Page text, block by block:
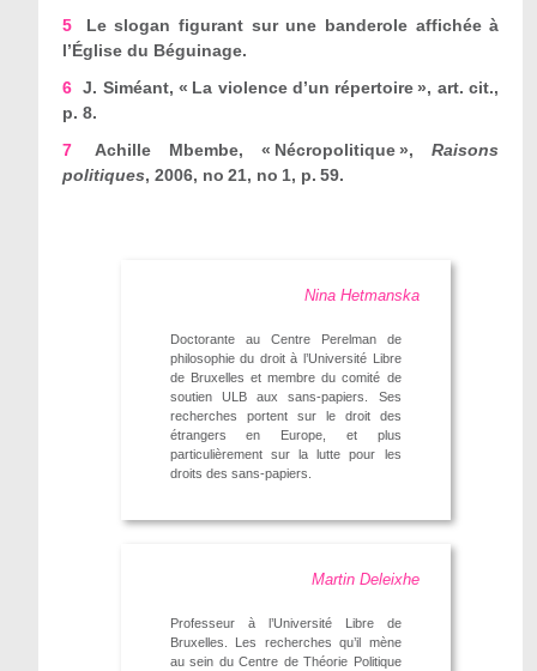
5
Le slogan figurant sur une banderole affichée à
l’Église du Béguinage.
6 J. Siméant, « La violence d’un répertoire », art. cit.,
p. 8.
7
Achille Mbembe, « Nécropolitique »,Raisons
politiques, 2006, no 21, no 1, p. 59.
Nina Hetmanska
Doctorante au Centre Perelman de
philosophie du droit à l’Université Libre
de Bruxelles et membre du comité de
soutien ULB aux sans-papiers. Ses
recherches portent sur le droit des
étrangers en Europe, et plus
particulièrement sur la lutte pour les
droits des sans-papiers.
Martin Deleixhe
Professeur à l’Université Libre de
Bruxelles. Les recherches qu’il mène
au sein du Centre de Théorie Politique